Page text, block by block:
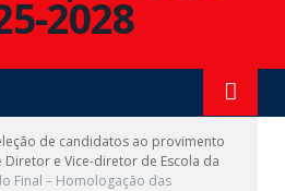
de candidatos ao provimento
e Vice-diretor de Escola da
Final – Homologação das